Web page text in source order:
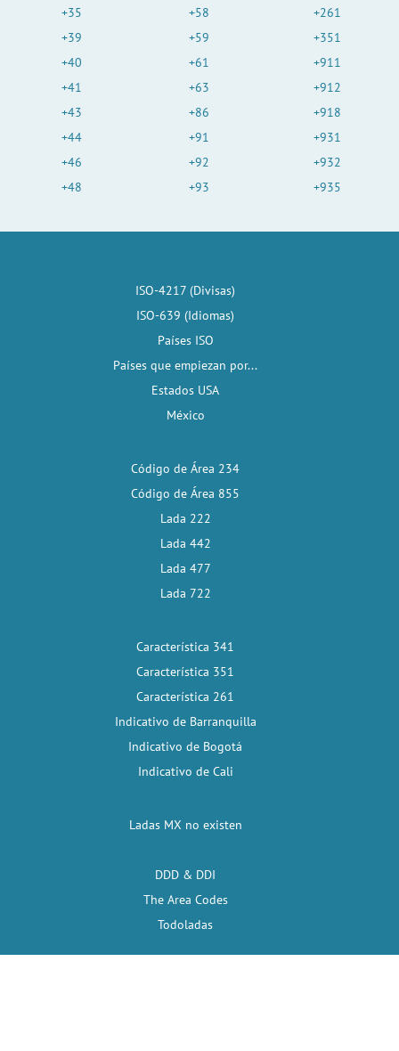
+35
+39
+40
+41
+43
+44
+46
+48
+58
+59
+61
+63
+86
+91
+92
+93
+261
+351
+911
+912
+918
+931
+932
+935
ISO-4217 (Divisas)
ISO-639 (Idiomas)
Países ISO
Países que empiezan por...
Estados USA
México
Código de Área 234
Código de Área 855
Lada 222
Lada 442
Lada 477
Lada 722
Característica 341
Característica 351
Característica 261
Indicativo de Barranquilla
Indicativo de Bogotá
Indicativo de Cali
Ladas MX no existen
DDD & DDI
The Area Codes
Todoladas